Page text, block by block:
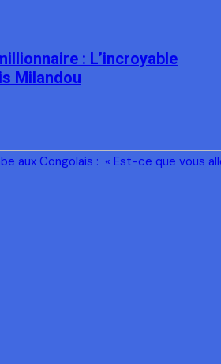
: L’incroyable
Milandou